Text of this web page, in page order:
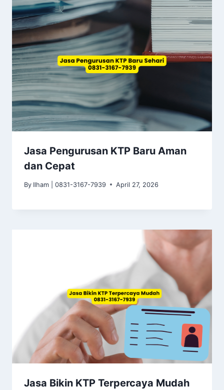
Jasa Pengurusan KTP Baru Aman
dan Cepat
By Ilham | 0831-3167-7939 April 27, 2026
Jasa Bikin KTP Terpercaya Mudah